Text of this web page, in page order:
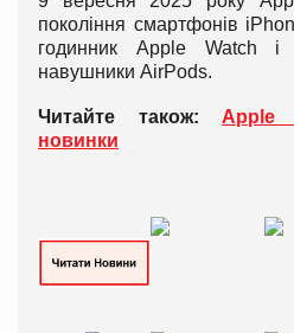
покоління смартфонів
годинник Apple Watch і
навушники AirPods.
Читайте також: Apple
новинки